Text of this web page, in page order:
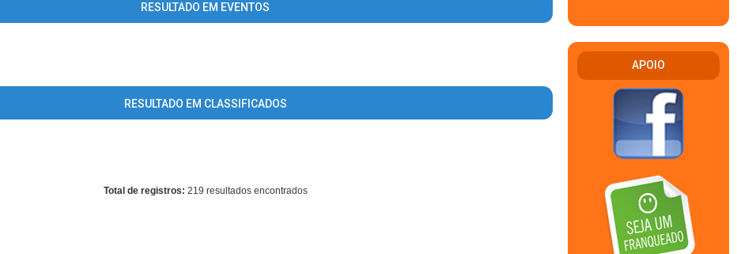
RESULTADO EM EVENTOS
RESULTADO EM CLASSIFICADOS
Total de registros: 219 resultados encontrados
APOIO